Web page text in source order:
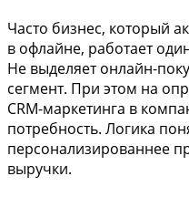
Часто бизнес, который
в офлайне, работает
Не выделяет онлайн-
сегмент. При этом на
CRM-маркетинга в
потребность. Логика
персонализированнее
выручки.